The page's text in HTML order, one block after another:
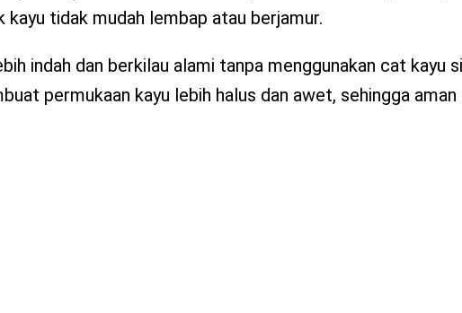
tidak mudah lembap atau berjamur.
indah dan berkilau alami tanpa menggunakan cat kayu
permukaan kayu lebih halus dan awet, sehingga aman